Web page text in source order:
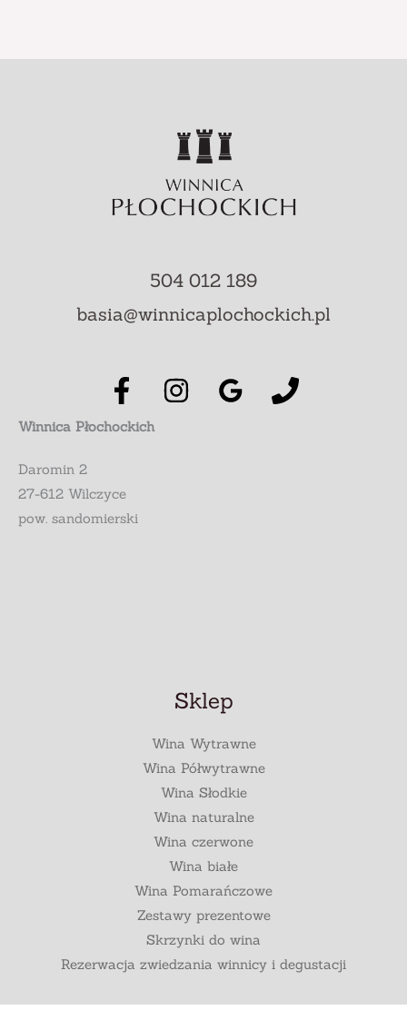
504 012 189
basia@winnicaplochockich.pl
Winnica Płochockich
Daromin 2
27-612 Wilczyce
pow. sandomierski
Sklep
Wina Wytrawne
Wina Półwytrawne
Wina Słodkie
Wina naturalne
Wina czerwone
Wina białe
Wina Pomarańczowe
Zestawy prezentowe
Skrzynki do wina
Rezerwacja zwiedzania winnicy i degustacji